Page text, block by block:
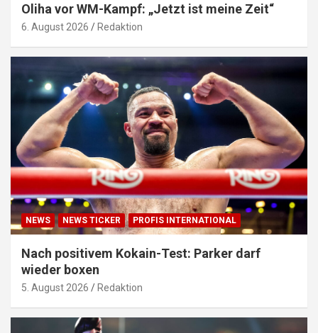
Oliha vor WM-Kampf: „Jetzt ist meine Zeit“
6. August 2026 Redaktion
NEWS NEWS TICKER PROFIS INTERNATIONAL
Nach positivem Kokain-Test: Parker darf
wieder boxen
5. August 2026 Redaktion